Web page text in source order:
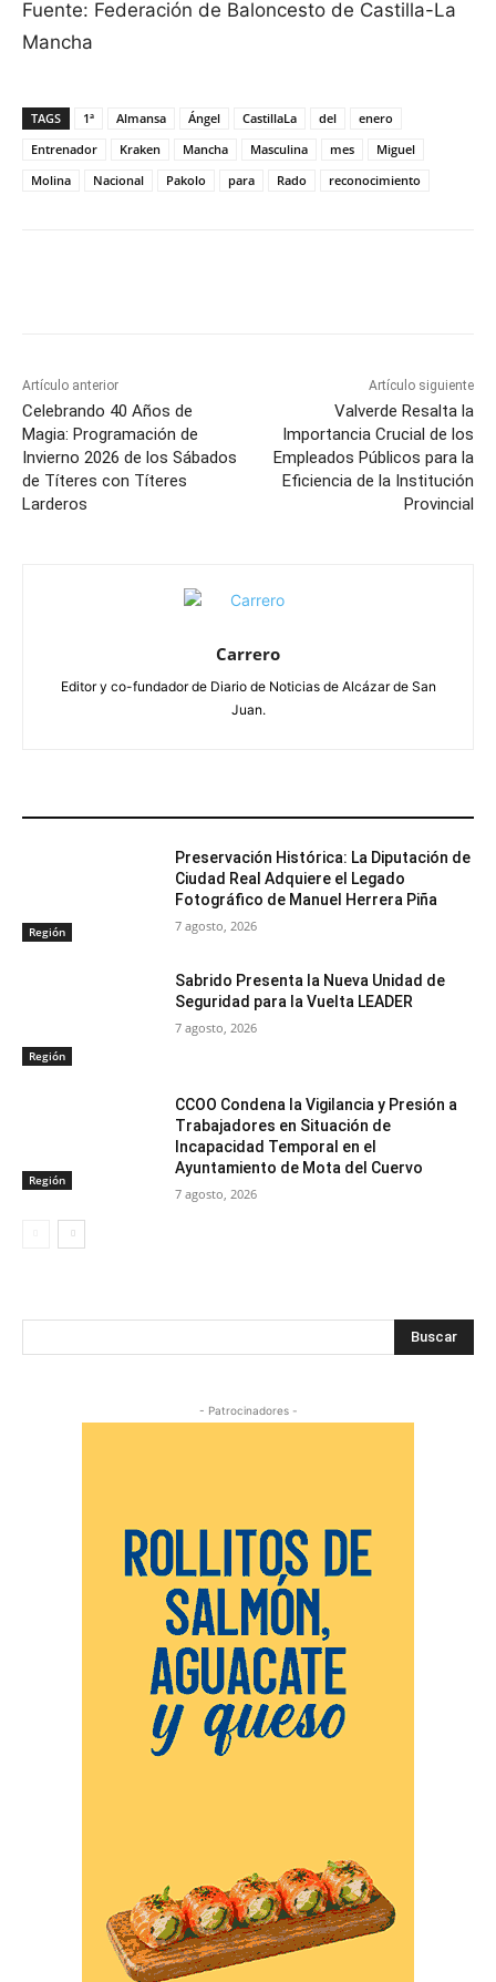
Fuente: Federación de Baloncesto de Castilla-La
Mancha
TAGS 1ª Almansa Ángel CastillaLa del
enero
Entrenador
Kraken Mancha Masculina mes
Miguel
Molina
Nacional Pakolo para Rado reconocimiento
Artículo anterior
Celebrando 40 Años de
Magia: Programación de
Invierno 2026 de los Sábados
de Títeres con Títeres
Larderos
Artículo siguiente
Valverde Resalta la
Importancia Crucial de los
Empleados Públicos para la
Eficiencia de la Institución
Provincial
Carrero
Editor y co-fundador de Diario de Noticias de Alcázar de San
Juan.
Región
Preservación Histórica: La Diputación de
Ciudad Real Adquiere el Legado
Fotográfico de Manuel Herrera Piña
7 agosto, 2026
Región
Sabrido Presenta la Nueva Unidad de
Seguridad para la Vuelta LEADER
7 agosto, 2026
Región
CCOO Condena la Vigilancia y Presión a
Trabajadores en Situación de
Incapacidad Temporal en el
Ayuntamiento de Mota del Cuervo
7 agosto, 2026
Buscar
- Patrocinadores -